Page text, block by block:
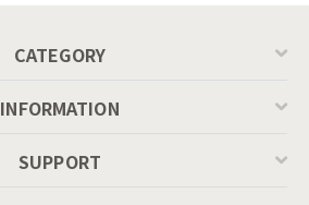
CATEGORY
INFORMATION
SUPPORT